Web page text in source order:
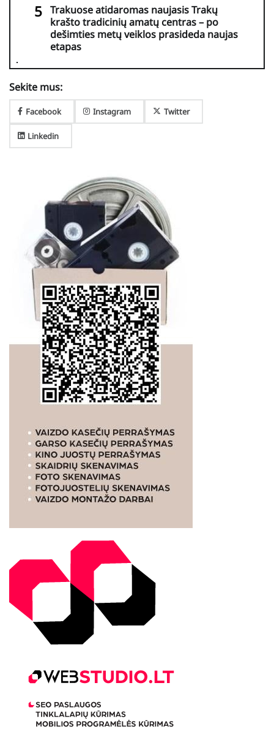
Trakuose atidaromas naujasis Trakų
krašto tradicinių amatų centras – po
dešimties metų veiklos prasideda naujas
etapas
Sekite mus:
Facebook Instagram Twitter
Linkedin